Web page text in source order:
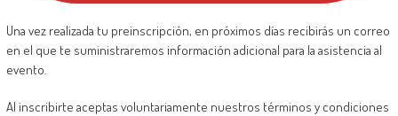
Una vez realizada tu preinscripción, en próximos días recibirás un correo
en el que te suministraremos información adicional para la asistencia al
evento.
Al inscribirte aceptas voluntariamente nuestros términos y condiciones